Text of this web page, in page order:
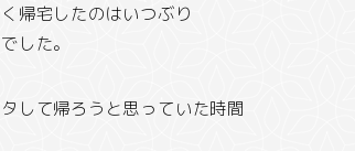
帰宅したのはいつぶり
した。
して帰ろうと思っていた時間